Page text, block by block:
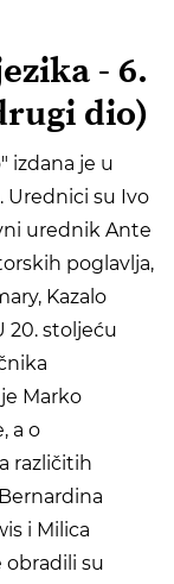
- 6.
dio)
izdana je u
Urednici su Ivo
urednik Ante
poglavlja,
Kazalo
20. stoljeću
Marko
a o
različitih
i Milica
su